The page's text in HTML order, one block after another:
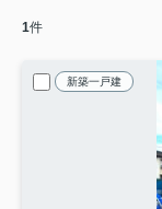
1件
新築一戸建